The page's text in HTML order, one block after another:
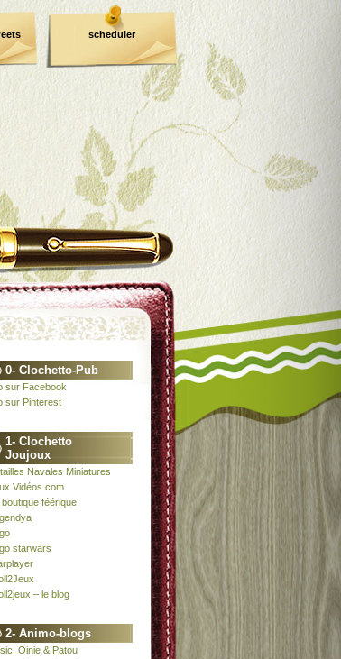
scheduler
0- Clochetto-Pub
sur Facebook
sur Pinterest
1- Clochetto
Joujoux
Navales Miniatures
Vidéos.com
boutique féérique
starwars
– le blog
2- Animo-blogs
Oinie & Patou